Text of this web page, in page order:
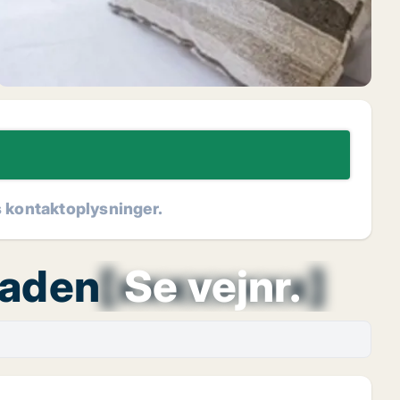
kontaktoplysninger.
Se vejnr.
[xxxxxxxx]